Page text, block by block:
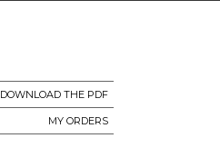
DOWNLOAD THE PDF
MY ORDERS